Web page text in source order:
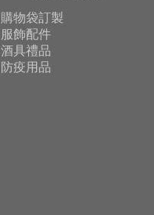
購物袋訂製
服飾配件
酒具禮品
防疫用品